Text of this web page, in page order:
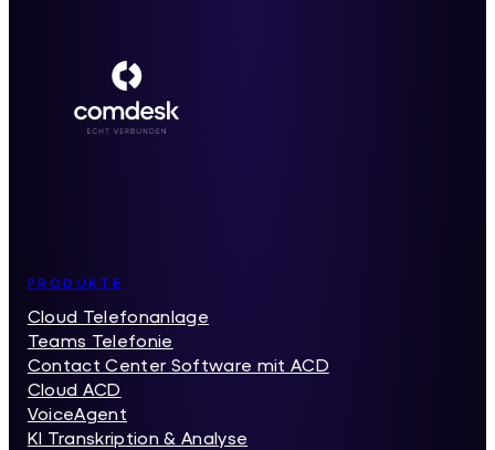
Inhaltsverzeichnis
PRODUKTE
Cloud Telefonanlage
Teams Telefonie
Contact Center Software mit ACD
Cloud ACD
VoiceAgent
KI Transkription & Analyse